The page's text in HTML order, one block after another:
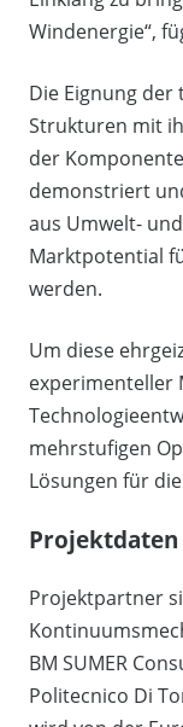
Windenergie“,
Die Eignung
Strukturen mit
der
demonstriert
aus Umwelt-
Marktpotential
werden.
Um diese
experimenteller
mehrstufigen
Lösungen für
Projektdaten
Projektpartner
BM SUMER
Politecnico Di